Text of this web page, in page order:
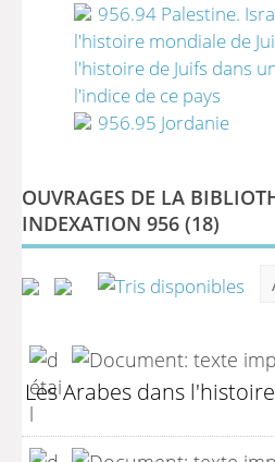
956.94 Palestine.
l'histoire mondiale de
l'histoire de Juifs dans
l'indice de ce pays
956.95 Jordanie
OUVRAGES DE LA
INDEXATION 956 (18)
Les Arabes dans l'histoire